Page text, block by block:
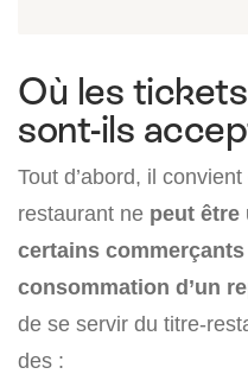
Où les
sont-ils
Tout d’abord, il
restaurant ne peut être
certains
consommation d’un
de se servir du titre-
des :